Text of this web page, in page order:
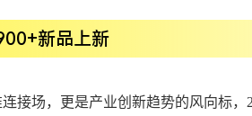
新品上新
接场，更是产业创新趋势的风向标